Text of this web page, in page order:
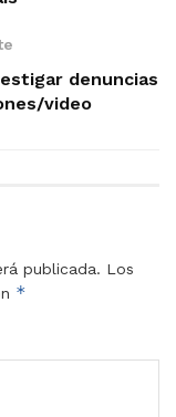
denuncias
video
publicada. Los
*